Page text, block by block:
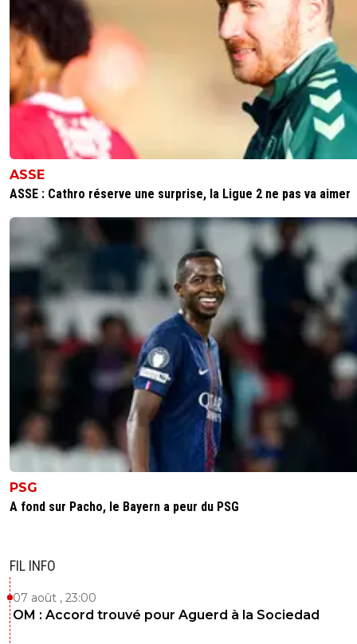
ASSE
ASSE : Cathro réserve une surprise, la Ligue 2 ne pas va aimer
PSG
A fond sur Pacho, le Bayern a peur du PSG
FIL INFO
07 août , 23:00
OM : Accord trouvé pour Aguerd à la Sociedad